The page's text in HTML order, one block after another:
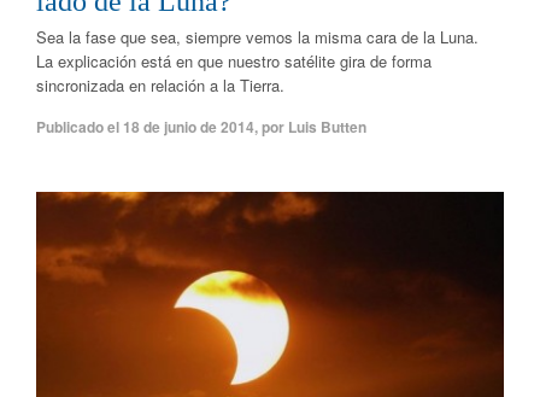
Sea la fase que sea, siempre vemos la misma cara de la Luna.
La explicación está en que nuestro satélite gira de forma
sincronizada en relación a la Tierra.
Publicado el 18 de junio de 2014,por Luis Butten